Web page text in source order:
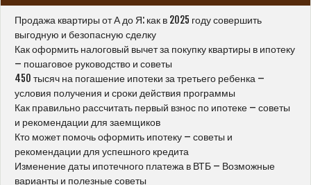
Продажа квартиры от А до Я: как в 2025 году совершить
выгодную и безопасную сделку
Как оформить налоговый вычет за покупку квартиры в ипотеку
– пошаговое руководство и советы
450 тысяч на погашение ипотеки за третьего ребенка –
условия получения и сроки действия программы
Как правильно рассчитать первый взнос по ипотеке – советы
и рекомендации для заемщиков
Кто может помочь оформить ипотеку – советы и
рекомендации для успешного кредита
Изменение даты ипотечного платежа в ВТБ – Возможные
варианты и полезные советы